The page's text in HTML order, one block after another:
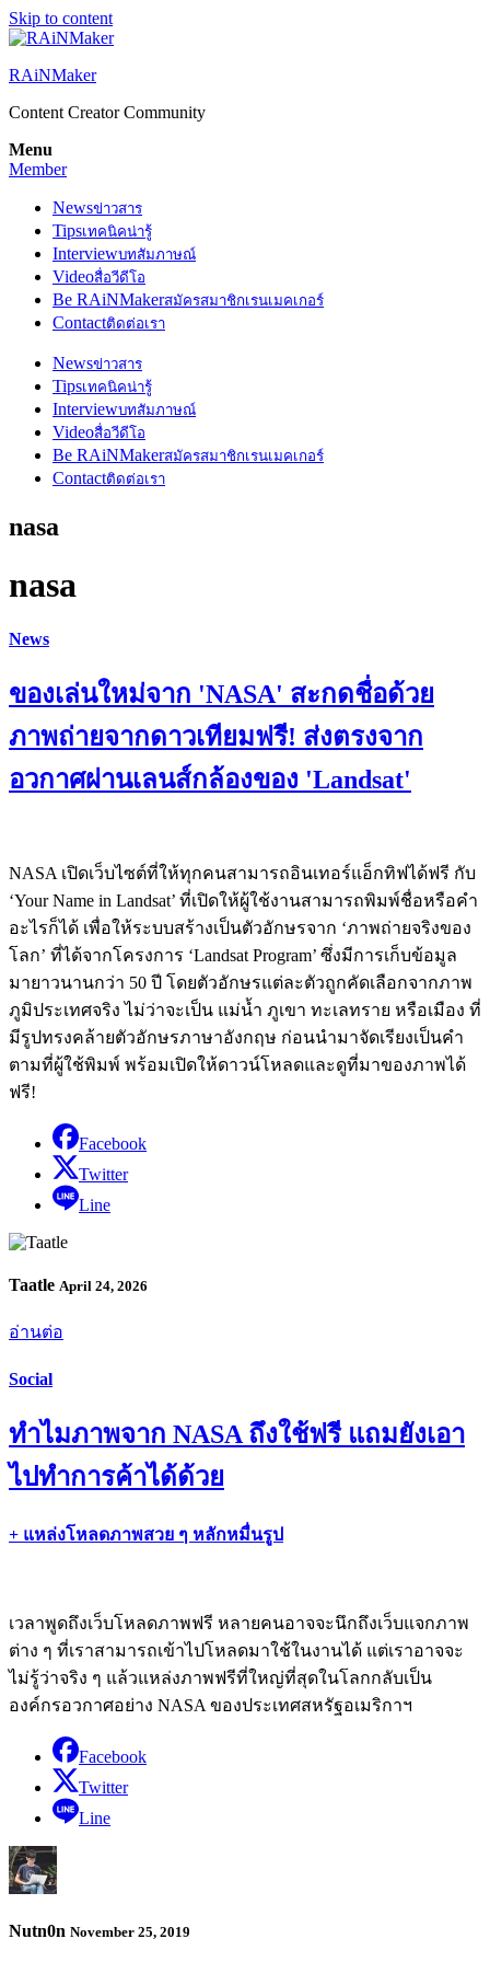
Skip to content
RAiNMaker
Content Creator Community
Menu
Member
Newsข่าวสาร
Tipsเทคนิคน่ารู้
Interviewบทสัมภาษณ์
Videoสื่อวีดีโอ
Be RAiNMakerสมัครสมาชิกเรนเมคเกอร์
Contactติดต่อเรา
Newsข่าวสาร
Tipsเทคนิคน่ารู้
Interviewบทสัมภาษณ์
Videoสื่อวีดีโอ
Be RAiNMakerสมัครสมาชิกเรนเมคเกอร์
Contactติดต่อเรา
nasa
nasa
News
ของเล่นใหม่จาก 'NASA' สะกดชื่อด้วย
ภาพถ่ายจากดาวเทียมฟรี! ส่งตรงจาก
อวกาศผ่านเลนส์กล้องของ 'Landsat'
NASA เปิดเว็บไซต์ที่ให้ทุกคนสามารถอินเทอร์แอ็กทิฟได้ฟรี กับ
‘Your Name in Landsat’ ที่เปิดให้ผู้ใช้งานสามารถพิมพ์ชื่อหรือคำ
อะไรก็ได้ เพื่อให้ระบบสร้างเป็นตัวอักษรจาก ‘ภาพถ่ายจริงของ
โลก’ ที่ได้จากโครงการ ‘Landsat Program’ ซึ่งมีการเก็บข้อมูล
มายาวนานกว่า 50 ปี โดยตัวอักษรแต่ละตัวถูกคัดเลือกจากภาพ
ภูมิประเทศจริง ไม่ว่าจะเป็น แม่น้ำ ภูเขา ทะเลทราย หรือเมือง ที่
มีรูปทรงคล้ายตัวอักษรภาษาอังกฤษ ก่อนนำมาจัดเรียงเป็นคำ
ตามที่ผู้ใช้พิมพ์ พร้อมเปิดให้ดาวน์โหลดและดูที่มาของภาพได้
ฟรี!
Facebook
Twitter
Line
Taatle April 24, 2026
อ่านต่อ
Social
ทำไมภาพจาก NASA ถึงใช้ฟรี แถมยังเอา
ไปทำการค้าได้ด้วย
+ แหล่งโหลดภาพสวย ๆ หลักหมื่นรูป
เวลาพูดถึงเว็บโหลดภาพฟรี หลายคนอาจจะนึกถึงเว็บแจกภาพ
ต่าง ๆ ที่เราสามารถเข้าไปโหลดมาใช้ในงานได้ แต่เราอาจจะ
ไม่รู้ว่าจริง ๆ แล้วแหล่งภาพฟรีที่ใหญ่ที่สุดในโลกกลับเป็น
องค์กรอวกาศอย่าง NASA ของประเทศสหรัฐอเมริกาฯ
Facebook
Twitter
Line
Nutn0n November 25, 2019